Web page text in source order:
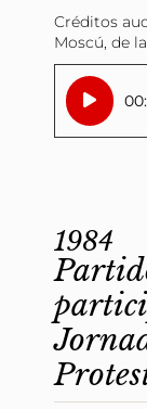
de
audio
Créditos
Moscú, de
1984